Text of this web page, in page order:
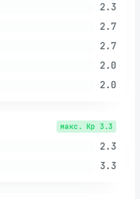
2.3
2.7
2.7
2.0
2.0
макс. Kp 3.3
2.3
3.3